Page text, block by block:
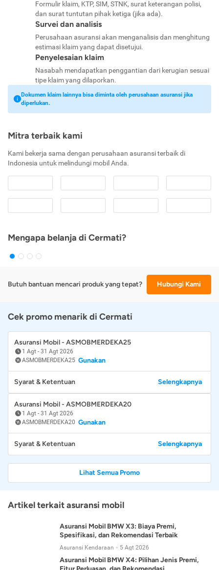
Formulir klaim, KTP, SIM, STNK, surat keterangan polisi,
dan surat tuntutan pihak ketiga (jika ada).
Survei dan analisis
Perusahaan asuransi akan menganalisis dan menghitung
estimasi klaim yang dapat disetujui.
Penyelesaian klaim
Nasabah mendapatkan penggantian dari kerugian sesuai
tipe klaim yang dilaporkan.
Dokumen klaim lainnya bisa diminta oleh perusahaan asuransi jika
diperlukan.
Mitra terbaik kami
Kami bekerja sama dengan perusahaan asuransi terbaik di
Indonesia untuk melindungi mobil Anda.
Mengapa belanja di Cermati?
Butuh bantuan mencari produk yang tepat? Hubungi Kami
Cek promo menarik di Cermati
Asuransi Mobil - ASMOBMERDEKA25
1 Agt - 31 Agt 2026
ASMOBMERDEKA25 Gunakan
Syarat & Ketentuan Selengkapnya
Asuransi Mobil - ASMOBMERDEKA20
1 Agt - 31 Agt 2026
ASMOBMERDEKA20 Gunakan
Syarat & Ketentuan Selengkapnya
Lihat Semua Promo
Artikel terkait asuransi mobil
Asuransi Mobil BMW X3: Biaya Premi,
Spesifikasi, dan Rekomendasi Terbaik
Asuransi Kendaraan 5 Agt 2026
Asuransi Mobil BMW X4: Pilihan Jenis Premi,